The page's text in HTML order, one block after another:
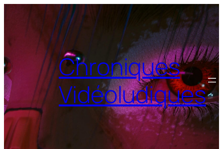
Chroniques
Vidéoludiques